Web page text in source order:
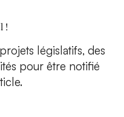
!
législatifs, des
pour être notifié